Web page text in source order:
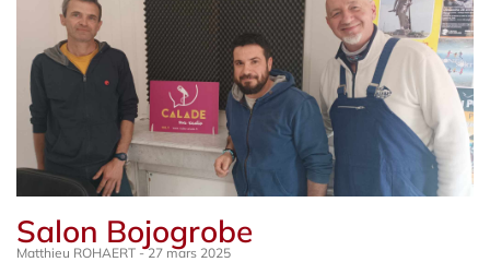
Salon Bojogrobe
Matthieu ROHAERT 27 mars 2025